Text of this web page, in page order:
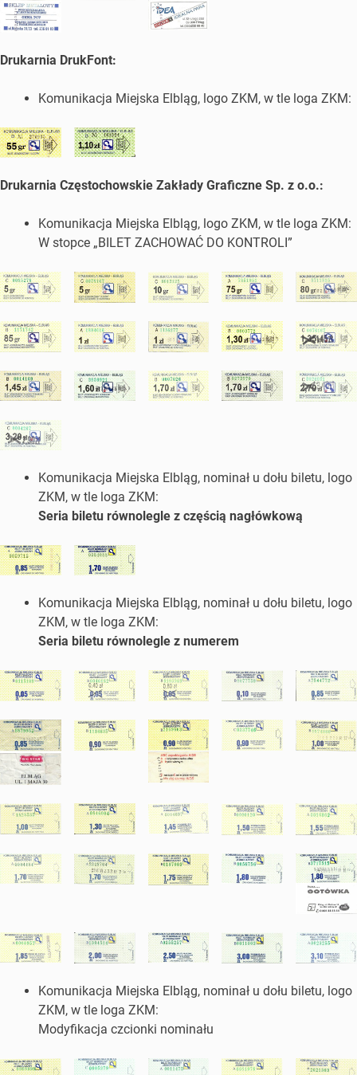
Drukarnia DrukFont:
Komunikacja Miejska Elbląg, logo ZKM, w tle loga ZKM:
Drukarnia Częstochowskie Zakłady Graficzne Sp. z o.o.:
Komunikacja Miejska Elbląg, logo ZKM, w tle loga ZKM:
W stopce „BILET ZACHOWAĆ DO KONTROLI”
Komunikacja Miejska Elbląg, nominał u dołu biletu, logo
ZKM, w tle loga ZKM:
Seria biletu równolegle z częścią nagłówkową
Komunikacja Miejska Elbląg, nominał u dołu biletu, logo
ZKM, w tle loga ZKM:
Seria biletu równolegle z numerem
Komunikacja Miejska Elbląg, nominał u dołu biletu, logo
ZKM, w tle loga ZKM:
Modyfikacja czcionki nominału